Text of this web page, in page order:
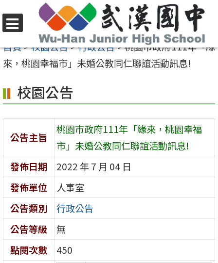
至
要
容
區
選
單
首頁>校園公告>行政公告>桃園市政府111年「緣
來，桃園幸福市」未婚公教同仁聯誼活動訊息!
校園公告
公告主旨
桃園市政府111年「緣來，桃園幸福
市」未婚公教同仁聯誼活動訊息!
發佈日期
2022 年 7 月 04 日
發佈單位
人事室
公告類別
行政公告
公告等級
無
點閱次數
450